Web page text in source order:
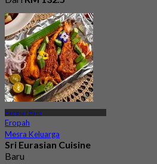
Bangsar Baru
Eropah
Mesra Keluarga
Sri Eurasian Cuisine
Baru